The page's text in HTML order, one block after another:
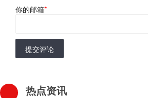
你的邮箱*
提交评论
热点资讯